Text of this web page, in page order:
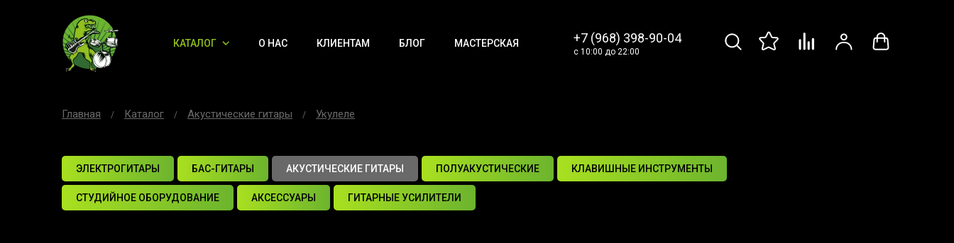
КАТАЛОГ О НАС КЛИЕНТАМ БЛОГ МАСТЕРСКАЯ +7 (968) 398-90-04
с 10:00 до 22:00
Главная Каталог Акустические гитары Укулеле
ЭЛЕКТРОГИТАРЫ БАС-ГИТАРЫ АКУСТИЧЕСКИЕ ГИТАРЫ ПОЛУАКУСТИЧЕСКИЕ КЛАВИШНЫЕ ИНСТРУМЕНТЫ
СТУДИЙНОЕ ОБОРУДОВАНИЕ АКСЕССУАРЫ ГИТАРНЫЕ УСИЛИТЕЛИ